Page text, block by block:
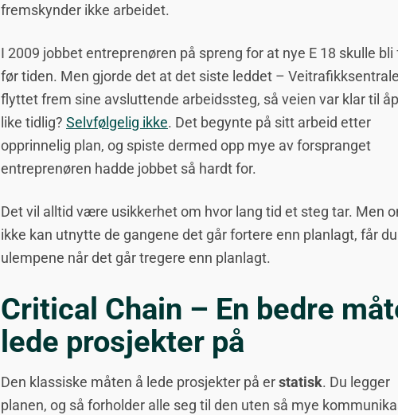
fremskynder ikke arbeidet.
I 2009 jobbet entreprenøren på spreng for at nye E 18 skulle bli
før tiden. Men gjorde det at det siste leddet –
flyttet frem sine avsluttende arbeidssteg, så veien var klar til
like tidlig? Selvfølgelig ikke. Det begynte på sitt arbeid etter
opprinnelig plan, og spiste dermed opp mye av forspranget
entreprenøren hadde jobbet så hardt for.
Det vil alltid være usikkerhet om hvor lang tid et steg tar. Men
ikke kan utnytte de gangene det går fortere enn planlagt, får
ulempene når det går tregere enn planlagt.
Critical Chain – En bedre
lede prosjekter på
Den klassiske måten å lede prosjekter på erstatisk. Du legger
planen, og så forholder alle seg til den uten så mye